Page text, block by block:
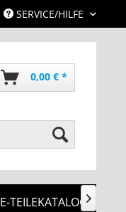
SERVICE/HILFE
0,00 € *
E-TEILEKATALOG